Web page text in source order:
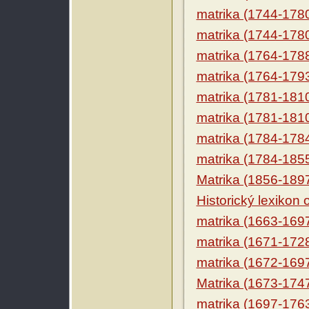
matrika (1744-
matrika (1744-
matrika (1764-
matrika (1764-
matrika (1781-
matrika (1781-
matrika (1784-
matrika (1784-
Matrika (1856-
Historický lexikon
matrika (1663-
matrika (1671-
matrika (1672-
Matrika (1673-
matrika (1697-